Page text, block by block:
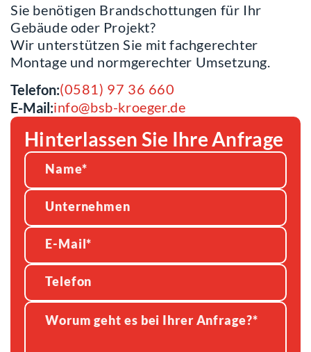
Sie benötigen Brandschottungen für Ihr
Gebäude oder Projekt?
Wir unterstützen Sie mit fachgerechter
Montage und normgerechter Umsetzung.
Telefon:(0581) 97 36 660
E-Mail:info@bsb-kroeger.de
Hinterlassen Sie Ihre Anfrage
Alternative: